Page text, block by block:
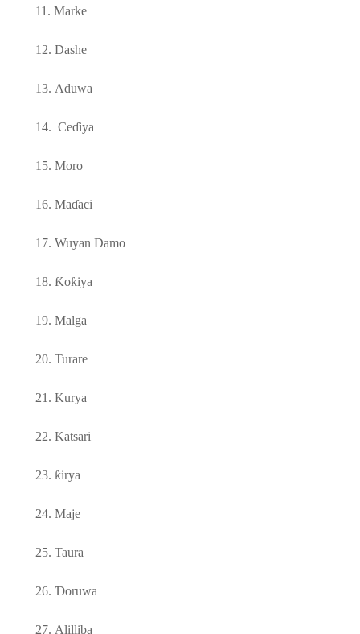
11. Marke
12. Dashe
13. Aduwa
14. Ceɗiya
15. Moro
16. Maɗaci
17. Wuyan Damo
18. Ƙoƙiya
19. Malga
20. Turare
21. Kurya
22. Katsari
23. ƙirya
24. Maje
25. Taura
26. Ɗoruwa
27. Alilliba